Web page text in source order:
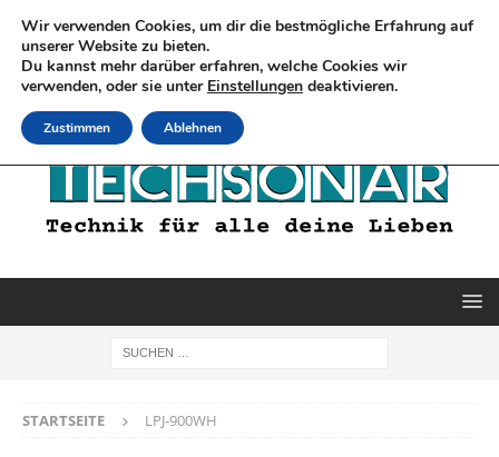
STARTSEITE LPJ-900WH
Wir verwenden Cookies, um dir die bestmögliche Erfahrung auf
unserer Website zu bieten.
Du kannst mehr darüber erfahren, welche Cookies wir
verwenden, oder sie unter Einstellungen deaktivieren.
Zustimmen Ablehnen